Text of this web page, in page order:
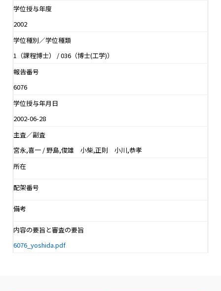
学位授与年度
2002
学位種別／学位種類
1（課程博士） / 036（博士(工学)）
報告番号
6076
学位授与年月日
2002-06-28
主査／副査
宮永,喜一 / 野島,俊雄 小柴,正則 小川,恭孝
所在
配架番号
備考
内容の要旨と審査の要旨
6076_yoshida.pdf